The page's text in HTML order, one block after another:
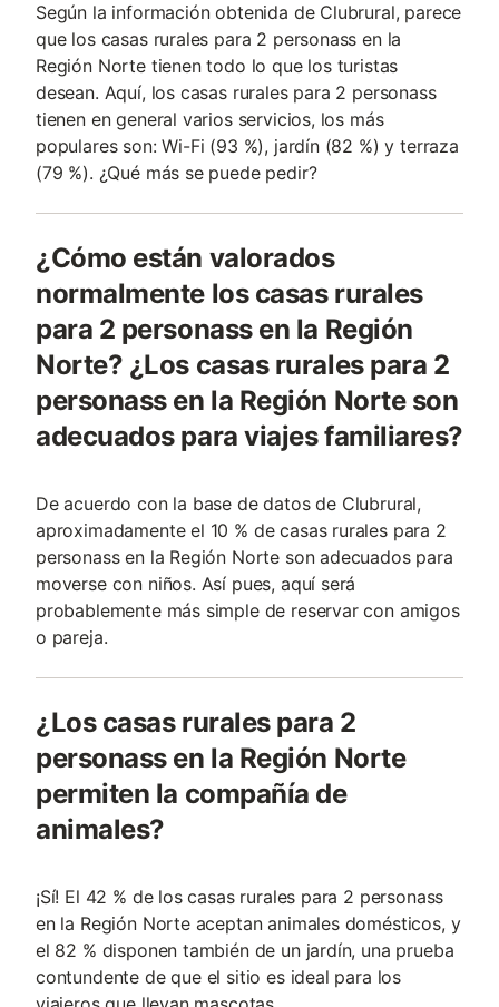
Según la información obtenida de Clubrural, parece
que los casas rurales para 2 personass en la
Región Norte tienen todo lo que los turistas
desean. Aquí, los casas rurales para 2 personass
tienen en general varios servicios, los más
populares son: Wi-Fi (93 %), jardín (82 %) y terraza
(79 %). ¿Qué más se puede pedir?
¿Cómo están valorados
normalmente los casas rurales
para 2 personass en la Región
Norte? ¿Los casas rurales para 2
personass en la Región Norte son
adecuados para viajes familiares?
De acuerdo con la base de datos de Clubrural,
aproximadamente el 10 % de casas rurales para 2
personass en la Región Norte son adecuados para
moverse con niños. Así pues, aquí será
probablemente más simple de reservar con amigos
o pareja.
¿Los casas rurales para 2
personass en la Región Norte
permiten la compañía de
animales?
¡Sí! El 42 % de los casas rurales para 2 personass
en la Región Norte aceptan animales domésticos, y
el 82 % disponen también de un jardín, una prueba
contundente de que el sitio es ideal para los